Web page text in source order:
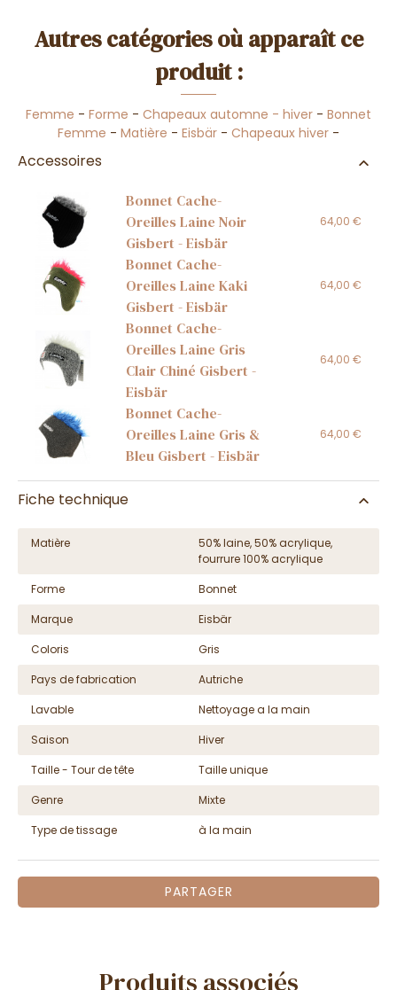
Autres catégories où apparaît ce
produit :
Femme - Forme - Chapeaux automne - hiver - Bonnet
Femme - Matière - Eisbär - Chapeaux hiver -
Accessoires
Bonnet Cache-
Oreilles Laine Noir
Gisbert - Eisbär
64,00 €
Bonnet Cache-
Oreilles Laine Kaki
Gisbert - Eisbär
64,00 €
Bonnet Cache-
Oreilles Laine Gris
Clair Chiné Gisbert -
Eisbär
64,00 €
Bonnet Cache-
Oreilles Laine Gris &
Bleu Gisbert - Eisbär
64,00 €
Fiche technique
Matière
50% laine, 50% acrylique,
fourrure 100% acrylique
Forme
Bonnet
Marque
Eisbär
Coloris
Gris
Pays de fabrication
Autriche
Lavable
Nettoyage a la main
Saison
Hiver
Taille - Tour de tête
Taille unique
Genre
Mixte
Type de tissage
à la main
PARTAGER
Produits associés